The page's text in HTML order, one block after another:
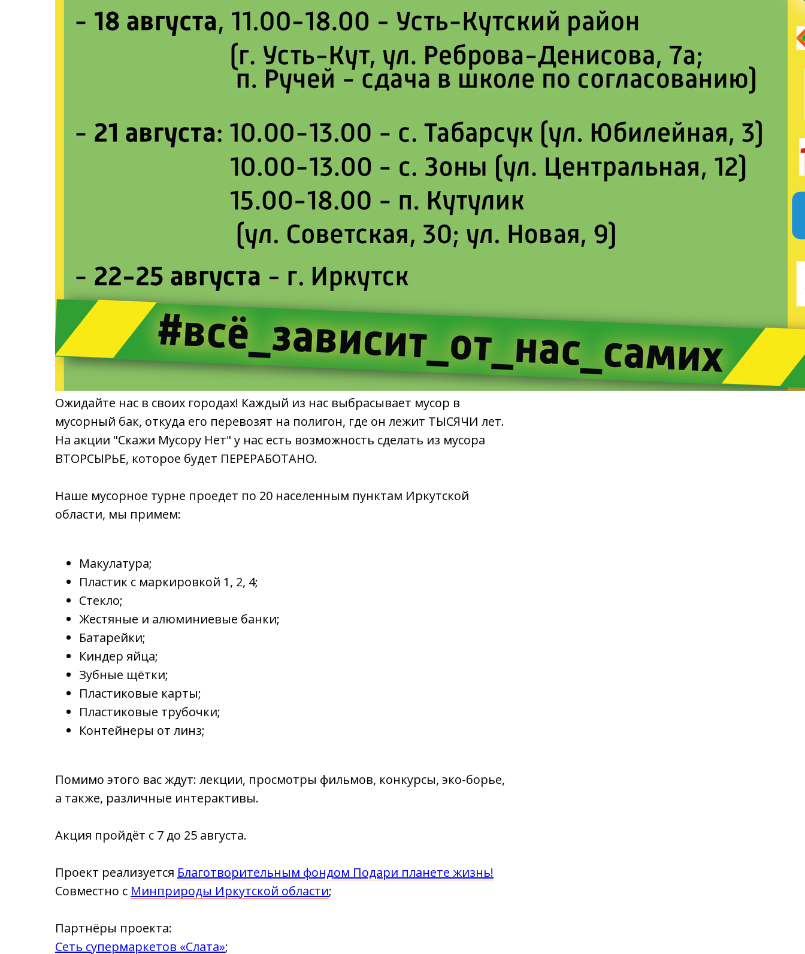
Ожидайте нас в своих городах! Каждый из нас выбрасывает мусор в
мусорный бак, откуда его перевозят на полигон, где он лежит ТЫСЯЧИ лет.
На акции "Скажи Мусору Нет" у нас есть возможность сделать из мусора
ВТОРСЫРЬЕ, которое будет ПЕРЕРАБОТАНО.
Наше мусорное турне проедет по 20 населенным пунктам Иркутской
области, мы примем:
Макулатура;
Пластик с маркировкой 1, 2, 4;
Стекло;
Жестяные и алюминиевые банки;
Батарейки;
Киндер яйца;
Зубные щётки;
Пластиковые карты;
Пластиковые трубочки;
Контейнеры от линз;
Помимо этого вас ждут: лекции, просмотры фильмов, конкурсы, эко-борье,
а также, различные интерактивы.
Акция пройдёт с 7 до 25 августа.
Проект реализуется Благотворительным фондом Подари планете жизнь!
Совместно с Минприроды Иркутской области;
Партнёры проекта:
Сеть супермаркетов «Слата»;